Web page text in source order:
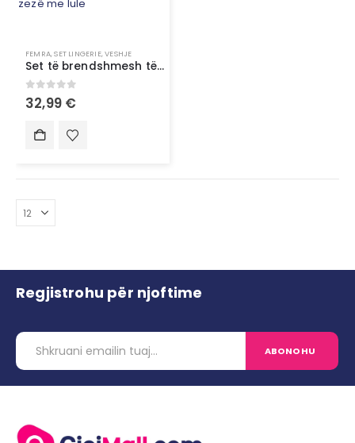
FEMRA,SET LINGERIE,VESHJE
Set të brendshmesh të thurura me qëndisje të zezë me lule
0 out of 5
32,99 €
Regjistrohu për njoftime